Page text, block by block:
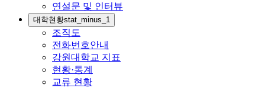
연설문 및 인터뷰
대학현황stat_minus_1
조직도
전화번호안내
강원대학교 지표
현황·통계
교류 현황